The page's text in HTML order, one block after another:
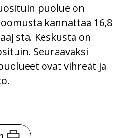
puolue on
kannattaa 16,8
Keskusta on
Seuraavaksi
ovat vihreät ja